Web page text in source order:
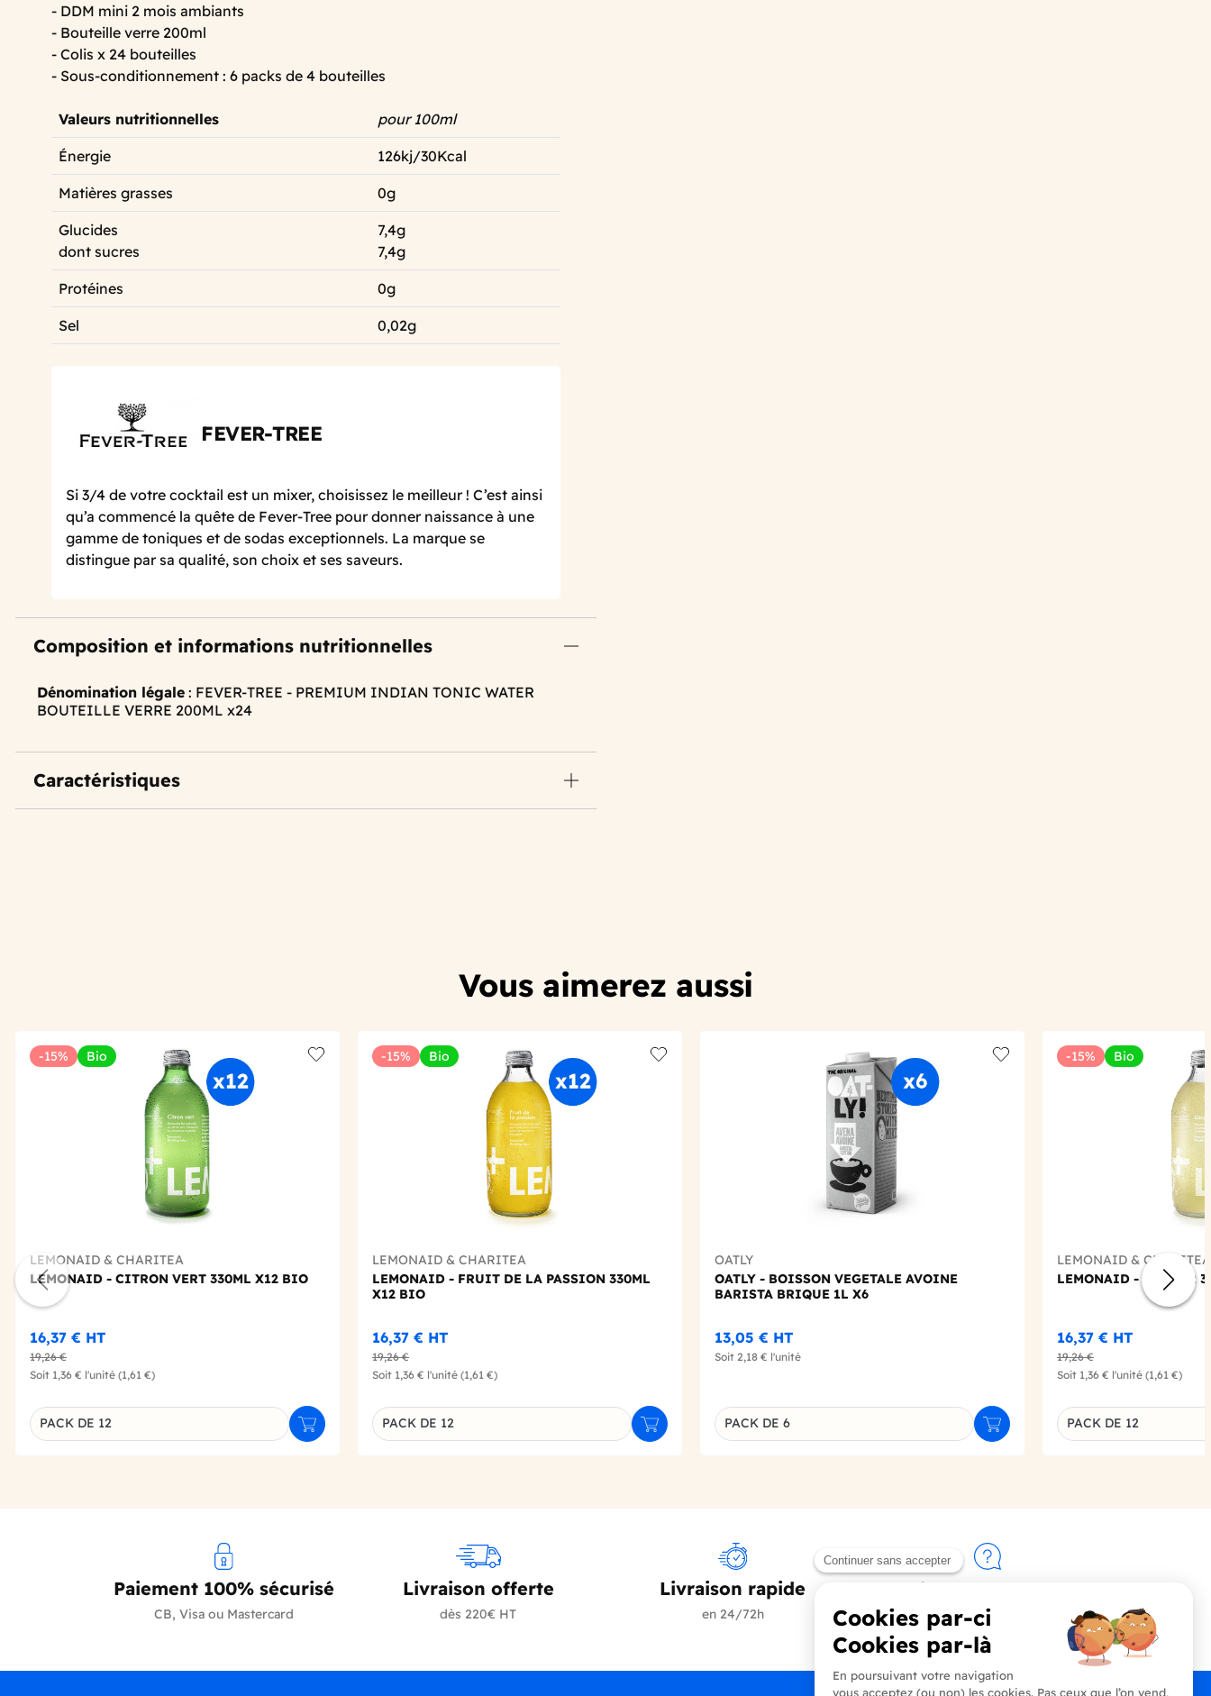
- DDM mini 2 mois ambiants
- Bouteille verre 200ml
- Colis x 24 bouteilles
- Sous-conditionnement : 6 packs de 4 bouteilles
Valeurs nutritionnelles pour 100ml
Énergie 126kj/30Kcal
Matières grasses 0g
Glucides
dont sucres
7,4g
7,4g
Protéines 0g
Sel 0,02g
FEVER-TREE
Si 3/4 de votre cocktail est un mixer, choisissez le meilleur ! C’est ainsi
qu’a commencé la quête de Fever-Tree pour donner naissance à une
gamme de toniques et de sodas exceptionnels. La marque se
distingue par sa qualité, son choix et ses saveurs.
Composition et informations nutritionnelles
Dénomination légale : FEVER-TREE - PREMIUM INDIAN TONIC WATER
BOUTEILLE VERRE 200ML x24
Caractéristiques
Vous aimerez aussi
-15% Bio
Add to wishlist
LEMONAID & CHARITEA
LEMONAID - CITRON VERT 330ML X12 BIO
16,37 € HT
19,26 €
Soit 1,36 € l'unité (1,61 €)
Déclinaison du produit
PACK DE 12 Ajouter au panier
-15% Bio
LEMONAID & CHARITEA
LEMONAID - FRUIT DE LA PASSION 330ML
X12 BIO
16,37 € HT
19,26 €
Soit 1,36 € l'unité (1,61 €)
Déclinaison du produit
PACK DE 12 Ajouter au panier
Add to wishlist
OATLY
OATLY - BOISSON VEGETALE AVOINE
BARISTA BRIQUE 1L X6
13,05 € HT
Soit 2,18 € l'unité
Déclinaison du produit
PACK DE 6 Ajouter au panier
-15% Bio
LEMONAID & CHARITEA
LEMONAID - GINGER
16,37 € HT
19,26 €
Soit 1,36 € l'unité (1,61 €)
Déclinaison du produit
PACK DE 12
Paiement 100% sécurisé
CB, Visa ou Mastercard
Livraison offerte
dès 220€ HT
Livraison rapide
en 24/72h
Contactez-nous
+33 (0)4 90 91 20 80